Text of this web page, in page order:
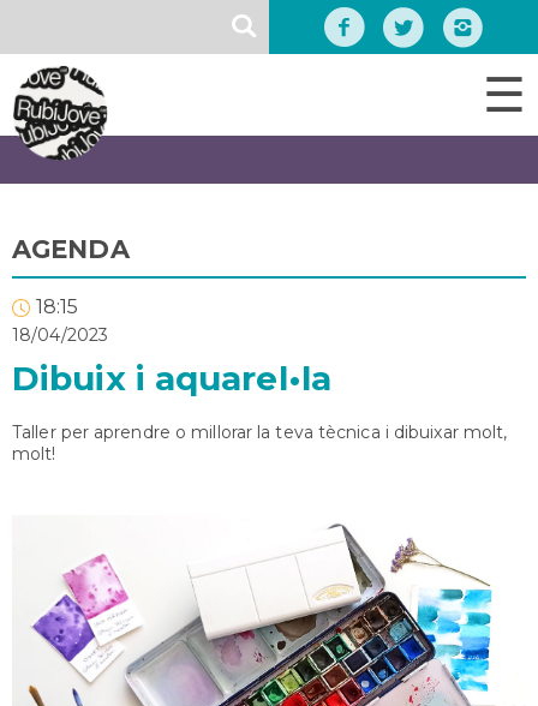
contingut
☰
AGENDA
18:15
18/04/2023
Dibuix i aquarel•la
Taller per aprendre o millorar la teva tècnica i dibuixar molt,
molt!